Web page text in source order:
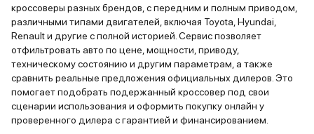
кроссоверы разных брендов, с передним и полным приводом,
различными типами двигателей, включая Toyota, Hyundai,
Renault и другие с полной историей. Сервис позволяет
отфильтровать авто по цене, мощности, приводу,
техническому состоянию и другим параметрам, а также
сравнить реальные предложения официальных дилеров. Это
помогает подобрать подержанный кроссовер под свои
сценарии использования и оформить покупку онлайн у
проверенного дилера с гарантией и финансированием.